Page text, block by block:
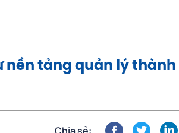
nền tảng quản lý thành